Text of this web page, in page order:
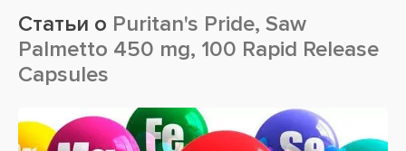
Статьи о Puritan's Pride, Saw
Palmetto 450 mg, 100 Rapid Release
Capsules